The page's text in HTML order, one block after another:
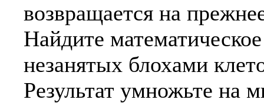
возвращается на
Найдите
незанятых блохами
Результат умножьте на